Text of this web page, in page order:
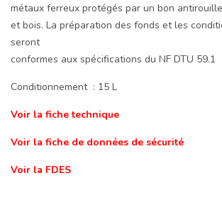
métaux ferreux protégés par un bon
et bois. La préparation des fonds et les
seront
conformes aux spécifications du NF DTU 59.1
Conditionnement : 15 L
Voir la fiche technique
Voir la fiche de données de sécurité
Voir la FDES